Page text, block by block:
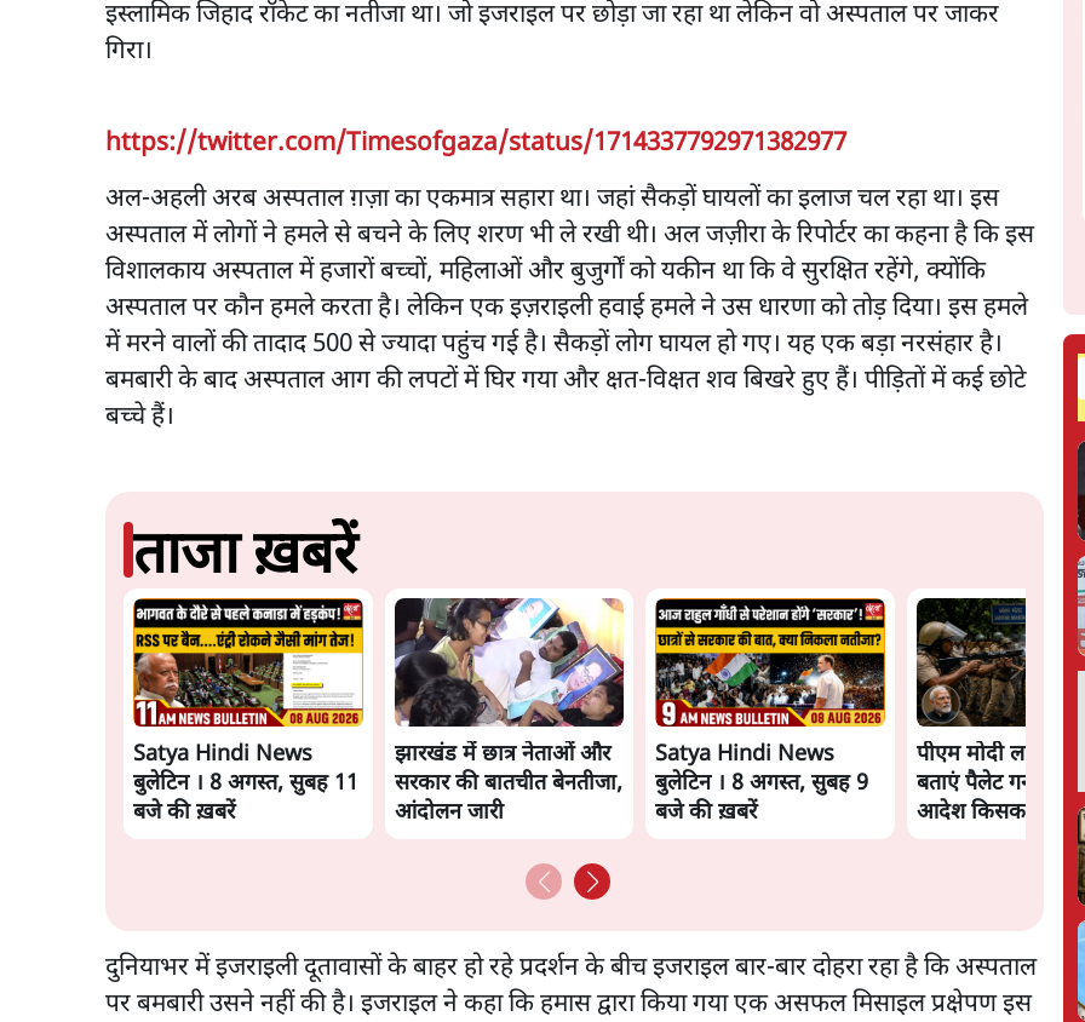
इस्लामिक जिहाद रॉकेट का नतीजा था। जो इजराइल पर छोड़ा जा रहा था लेकिन वो अस्पताल पर जाकर
गिरा।
https://twitter.com/Timesofgaza/status/1714337792971382977
अल-अहली अरब अस्पताल ग़ज़ा का एकमात्र सहारा था। जहां सैकड़ों घायलों का इलाज चल रहा था। इस
अस्पताल में लोगों ने हमले से बचने के लिए शरण भी ले रखी थी। अल जज़ीरा के रिपोर्टर का कहना है कि इस
विशालकाय अस्पताल में हजारों बच्चों, महिलाओं और बुजुर्गों को यकीन था कि वे सुरक्षित रहेंगे, क्योंकि
अस्पताल पर कौन हमले करता है। लेकिन एक इज़राइली हवाई हमले ने उस धारणा को तोड़ दिया। इस हमले
में मरने वालों की तादाद 500 से ज्यादा पहुंच गई है। सैकड़ों लोग घायल हो गए। यह एक बड़ा नरसंहार है।
बमबारी के बाद अस्पताल आग की लपटों में घिर गया और क्षत-विक्षत शव बिखरे हुए हैं। पीड़ितों में कई छोटे
बच्चे हैं।
ताजा ख़बरें
Satya Hindi News
बुलेटिन । 8 अगस्त, सुबह 11
बजे की ख़बरें
झारखंड में छात्र नेताओं और
सरकार की बातचीत बेनतीजा,
आंदोलन जारी
Satya Hindi News
बुलेटिन । 8 अगस्त, सुबह 9
बजे की ख़बरें
पीएम मोदी लाल किले
बताएं पैलेट गन चलाने
आदेश किसका था,
दुनियाभर में इजराइली दूतावासों के बाहर हो रहे प्रदर्शन के बीच इजराइल बार-बार दोहरा रहा है कि अस्पताल
पर बमबारी उसने नहीं की है। इजराइल ने कहा कि हमास द्वारा किया गया एक असफल मिसाइल प्रक्षेपण इस